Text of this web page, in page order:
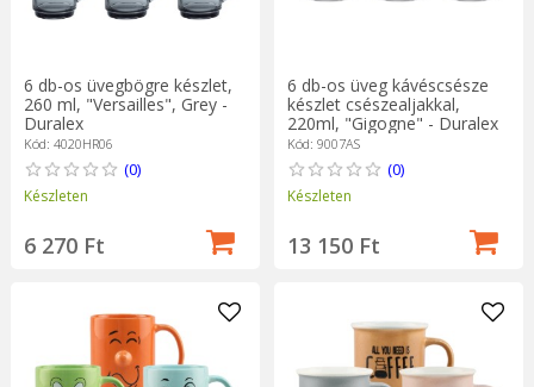
6 db-os üvegbögre készlet,
260 ml, "Versailles", Grey -
Duralex
Kód: 4020HR06
(0)
Készleten
6 270 Ft
6 db-os üveg kávéscsésze
készlet csészealjakkal,
220ml, "Gigogne" - Duralex
Kód: 9007AS
(0)
Készleten
13 150 Ft